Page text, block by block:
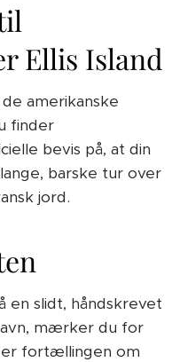
Ellis Island
amerikanske
finder
bevis på, at din
barske tur over
jord.
en slidt, håndskrevet
mærker du for
er fortællingen om